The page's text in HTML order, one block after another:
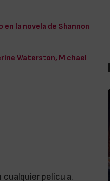
en la novela de Shannon
Waterston, Michael
cualquier película.